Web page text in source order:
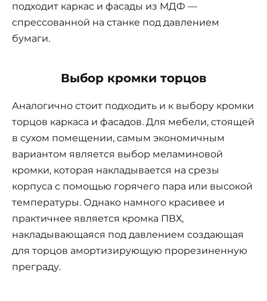
подходит каркас и фасады из МДФ —
спрессованной на станке под давлением
бумаги.
Выбор кромки торцов
Аналогично стоит подходить и к выбору кромки
торцов каркаса и фасадов. Для мебели, стоящей
в сухом помещении, самым экономичным
вариантом является выбор меламиновой
кромки, которая накладывается на срезы
корпуса с помощью горячего пара или высокой
температуры. Однако намного красивее и
практичнее является кромка ПВХ,
накладывающаяся под давлением создающая
для торцов амортизирующую прорезиненную
преграду.